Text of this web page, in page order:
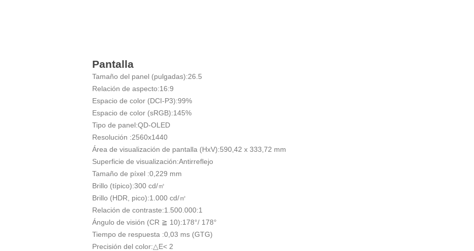
Pantalla
Tamaño del panel (pulgadas):26.5
Relación de aspecto:16:9
Espacio de color (DCI-P3):99%
Espacio de color (sRGB):145%
Tipo de panel:QD-OLED
Resolución :2560x1440
Área de visualización de pantalla (HxV):590,42 x 333,72 mm
Superficie de visualización:Antirreflejo
Tamaño de píxel :0,229 mm
Brillo (típico):300 cd/㎡
Brillo (HDR, pico):1.000 cd/㎡
Relación de contraste:1.500.000:1
Ángulo de visión (CR ≧ 10):178°/ 178°
Tiempo de respuesta :0,03 ms (GTG)
Precisión del color:△E< 2